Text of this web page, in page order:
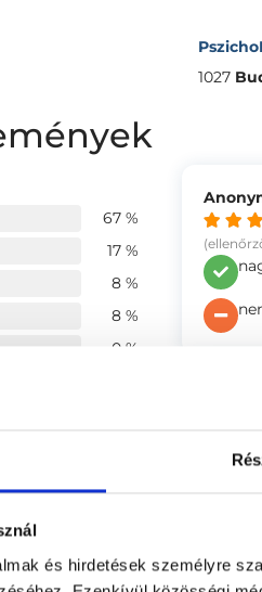
és hirdetések személyre
1027
67 %
17 %
8 %
8 %
0 %
4.5
A